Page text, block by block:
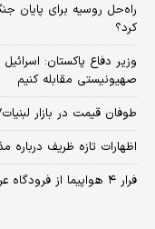
راه‌حل روسیه برای پایان
کرد؟
وزیر دفاع پاکستان:
صهیونیستی مقابله کنیم
طوفان قیمت در بازار
اظهارات تازه ظریف درباره
فرار ۴ هواپیما از فرودگاه عربستان/ ماجرا چیست؟